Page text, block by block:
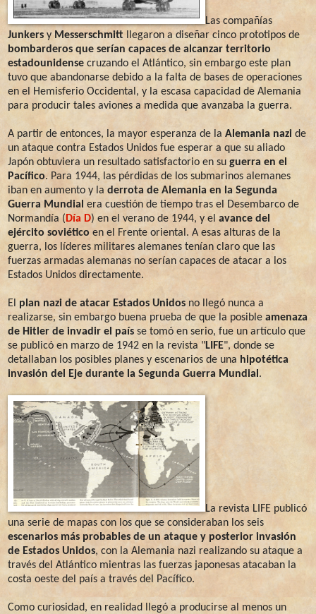
Las compañías
Junkers y Messerschmitt llegaron a diseñar cinco prototipos de
bombarderos que serían capaces de alcanzar territorio
estadounidense cruzando el Atlántico, sin embargo este plan
tuvo que abandonarse debido a la falta de bases de operaciones
en el Hemisferio Occidental, y la escasa capacidad de Alemania
para producir tales aviones a medida que avanzaba la guerra.
A partir de entonces, la mayor esperanza de la Alemania nazi de
un ataque contra Estados Unidos fue esperar a que su aliado
Japón obtuviera un resultado satisfactorio en su guerra en el
Pacífico. Para 1944, las pérdidas de los submarinos alemanes
iban en aumento y la derrota de Alemania en la Segunda
Guerra Mundial era cuestión de tiempo tras el Desembarco de
Normandía ( Día D) en el verano de 1944, y el avance del
ejército soviético en el Frente oriental. A esas alturas de la
guerra, los líderes militares alemanes tenían claro que las
fuerzas armadas alemanas no serían capaces de atacar a los
Estados Unidos directamente.
El plan nazi de atacar Estados Unidos no llegó nunca a
realizarse, sin embargo buena prueba de que la posible amenaza
de Hitler de invadir el país se tomó en serio, fue un artículo que
se publicó en marzo de 1942 en la revista "LIFE", donde se
detallaban los posibles planes y escenarios de una hipotética
invasión del Eje durante la Segunda Guerra Mundial .
La revista LIFE publicó
una serie de mapas con los que se consideraban los seis
escenarios más probables de un ataque y posterior invasión
de Estados Unidos, con la Alemania nazi realizando su ataque a
través del Atlántico mientras las fuerzas japonesas atacaban la
costa oeste del país a través del Pacífico.
Como curiosidad, en realidad llegó a producirse al menos un